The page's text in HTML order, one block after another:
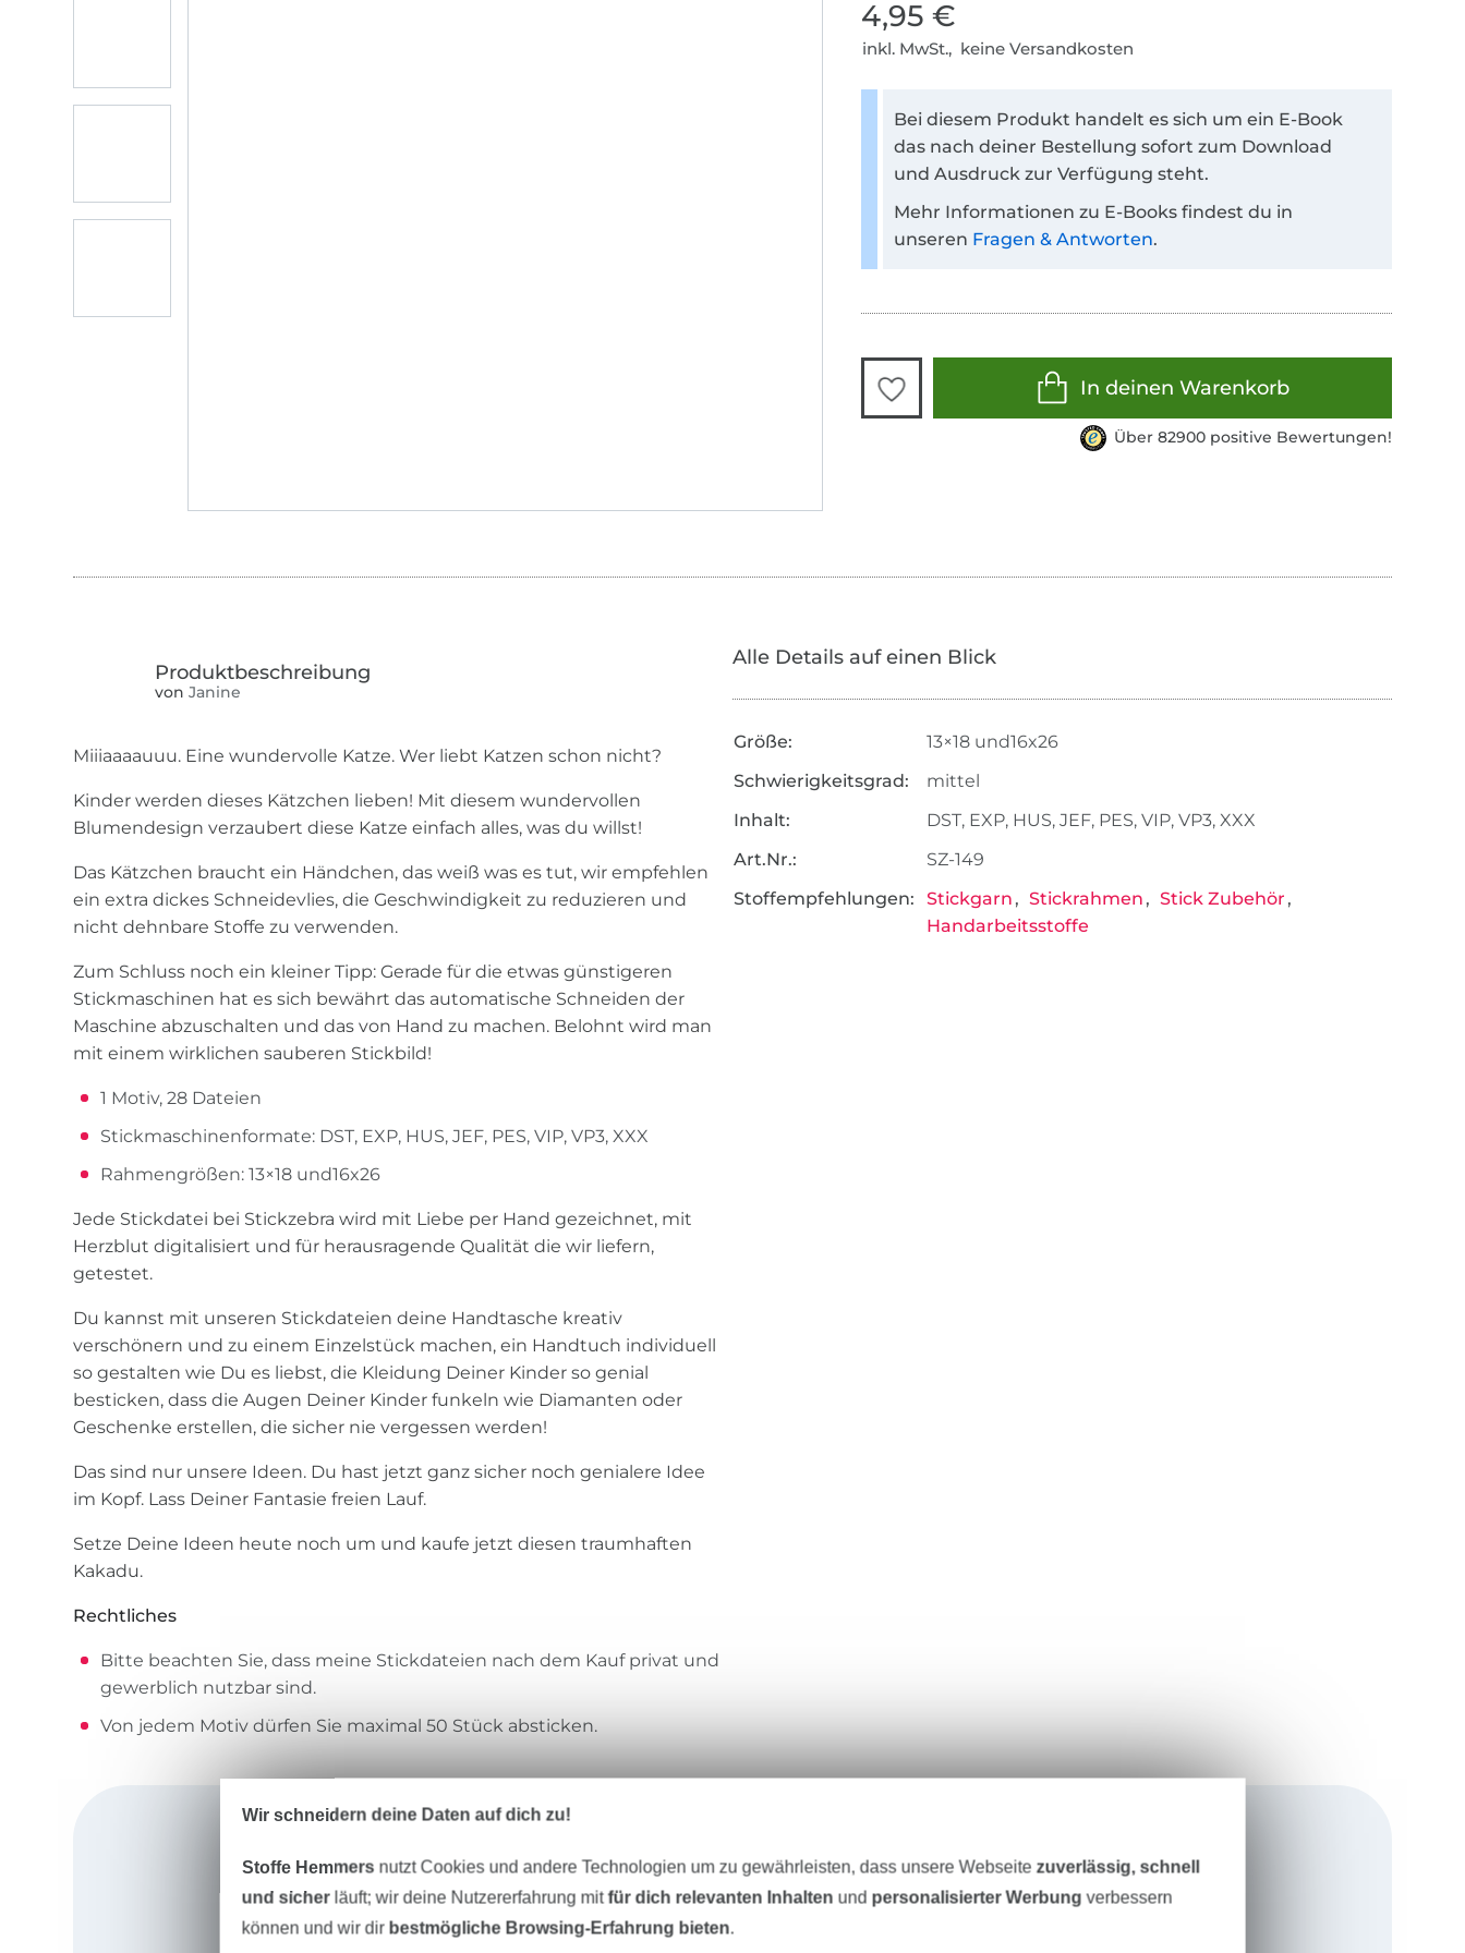
4,95 €
inkl. MwSt., keine Versandkosten
Bei diesem Produkt handelt es sich um ein E-Book
das nach deiner Bestellung sofort zum Download
und Ausdruck zur Verfügung steht.
Mehr Informationen zu E-Books findest du in
unseren Fragen & Antworten.
In deinen Warenkorb
Über 82900 positive Bewertungen!
von Janine
Miiiaaaauuu. Eine wundervolle Katze. Wer liebt Katzen schon nicht?
Kinder werden dieses Kätzchen lieben! Mit diesem wundervollen
Blumendesign verzaubert diese Katze einfach alles, was du willst!
Das Kätzchen braucht ein Händchen, das weiß was es tut, wir empfehlen
ein extra dickes Schneidevlies, die Geschwindigkeit zu reduzieren und
nicht dehnbare Stoffe zu verwenden.
Zum Schluss noch ein kleiner Tipp: Gerade für die etwas günstigeren
Stickmaschinen hat es sich bewährt das automatische Schneiden der
Maschine abzuschalten und das von Hand zu machen. Belohnt wird man
mit einem wirklichen sauberen Stickbild!
1 Motiv, 28 Dateien
Stickmaschinenformate: DST, EXP, HUS, JEF, PES, VIP, VP3, XXX
Rahmengrößen: 13×18 und16x26
Jede Stickdatei bei Stickzebra wird mit Liebe per Hand gezeichnet, mit
Herzblut digitalisiert und für herausragende Qualität die wir liefern,
getestet.
Du kannst mit unseren Stickdateien deine Handtasche kreativ
verschönern und zu einem Einzelstück machen, ein Handtuch individuell
so gestalten wie Du es liebst, die Kleidung Deiner Kinder so genial
besticken, dass die Augen Deiner Kinder funkeln wie Diamanten oder
Geschenke erstellen, die sicher nie vergessen werden!
Das sind nur unsere Ideen. Du hast jetzt ganz sicher noch genialere Idee
im Kopf. Lass Deiner Fantasie freien Lauf.
Setze Deine Ideen heute noch um und kaufe jetzt diesen traumhaften
Kakadu.
Rechtliches
Bitte beachten Sie, dass meine Stickdateien nach dem Kauf privat und
gewerblich nutzbar sind.
Von jedem Motiv dürfen Sie maximal 50 Stück absticken.
Alle Details auf einen Blick
Größe:
13×18 und16x26
Schwierigkeitsgrad:
mittel
Inhalt:
DST, EXP, HUS, JEF, PES, VIP, VP3, XXX
Art.Nr.:
SZ-149
Stoffempfehlungen:
Stickgarn Stickrahmen
Stick Zubehör
Handarbeitsstoffe
Meine kleine Welt steht für eine kunterbunte Vielfalt an
Stickdateien, die verspielt, lustig, unkonventionell,
manchmal etwas verrückt sind und vor allem aus denen
Wir schneidern deine Daten auf dich zu!
Stoffe Hemmers nutzt Cookies und andere Technologien um zu gewährleisten, dass unsere Webseitezuverlässig, schnell
und sicherläuft; wir deine Nutzererfahrung mitfür dich relevanten Inhalten und personalisierter Werbung verbessern
können und wir dir bestmögliche Browsing-Erfahrung bieten.